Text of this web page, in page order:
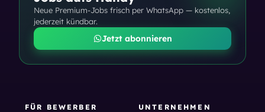
Neue Premium-Jobs frisch per WhatsApp — kostenlos,
jederzeit kündbar.
Jetzt abonnieren
FÜR BEWERBER UNTERNEHMEN